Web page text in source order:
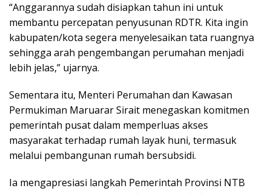
“Anggarannya sudah disiapkan tahun ini untuk
membantu percepatan penyusunan RDTR. Kita ingin
kabupaten/kota segera menyelesaikan tata ruangnya
sehingga arah pengembangan perumahan menjadi
lebih jelas,” ujarnya.
Sementara itu, Menteri Perumahan dan Kawasan
Permukiman Maruarar Sirait menegaskan komitmen
pemerintah pusat dalam memperluas akses
masyarakat terhadap rumah layak huni, termasuk
melalui pembangunan rumah bersubsidi.
Ia mengapresiasi langkah Pemerintah Provinsi NTB